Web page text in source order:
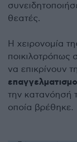
θεατές.
Η χειρονομία
ποικιλοτρόπως
να επικρίνουν
την κατανόησή
οποία βρέθηκε.